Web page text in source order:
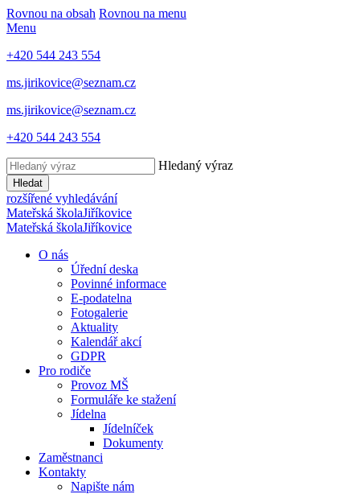
Rovnou na obsah Rovnou na menu
Menu
+420 544 243 554
ms.jirikovice@seznam.cz
ms.jirikovice@seznam.cz
+420 544 243 554
Hledaný výraz
Hledat
rozšířené vyhledávání
Mateřská školaJiříkovice
Mateřská školaJiříkovice
O nás
Úřední deska
Povinné informace
E-podatelna
Fotogalerie
Aktuality
Kalendář akcí
GDPR
Pro rodiče
Provoz MŠ
Formuláře ke stažení
Jídelna
Jídelníček
Dokumenty
Zaměstnanci
Kontakty
Napište nám